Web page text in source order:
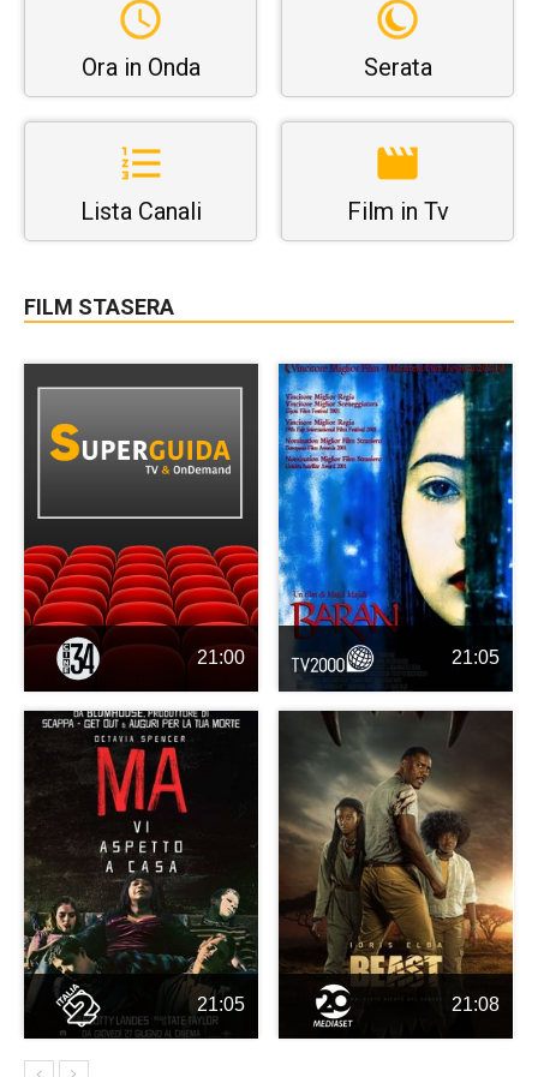
Ora in Onda Serata
Lista Canali Film in Tv
FILM STASERA
21:00 21:05
21:05 21:08